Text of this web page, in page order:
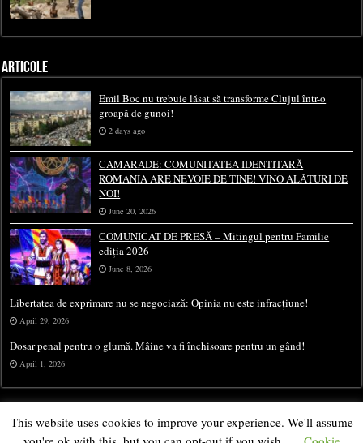
ARTICOLE
Emil Boc nu trebuie lăsat să transforme Clujul într-o
groapă de gunoi!
2 days ago
CAMARADE: COMUNITATEA IDENTITARĂ
ROMÂNIA ARE NEVOIE DE TINE! VINO ALĂTURI DE
NOI!
June 20, 2026
COMUNICAT DE PRESĂ – Mitingul pentru Familie
ediția 2026
June 8, 2026
Libertatea de exprimare nu se negociază: Opinia nu este infracțiune!
April 29, 2026
Dosar penal pentru o glumă. Mâine va fi închisoare pentru un gând!
April 1, 2026
This website uses cookies to improve your experience. We'll assume